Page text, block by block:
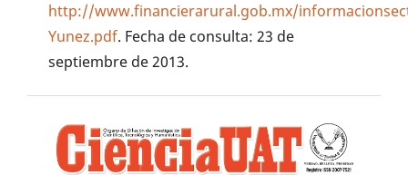
http://www.financierarural.gob.mx/
Yunez.pdf. Fecha de consulta: 23 de
septiembre de 2013.